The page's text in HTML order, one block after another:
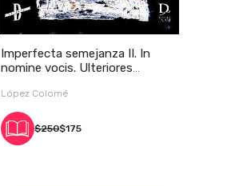
Imperfecta semejanza II. In
nomine vocis. Ulteriores
López Colomé
$250$175